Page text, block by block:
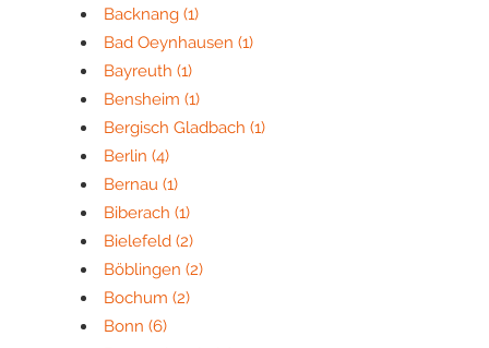
Backnang (1)
Bad Oeynhausen (1)
Bayreuth (1)
Bensheim (1)
Bergisch Gladbach (1)
Berlin (4)
Bernau (1)
Biberach (1)
Bielefeld (2)
Böblingen (2)
Bochum (2)
Bonn (6)